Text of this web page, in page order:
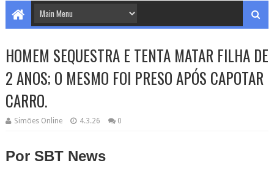
HOMEM SEQUESTRA E TENTA MATAR FILHA DE
2 ANOS; O MESMO FOI PRESO APÓS CAPOTAR
CARRO.
Simões Online 4.3.26 0
Por SBT News